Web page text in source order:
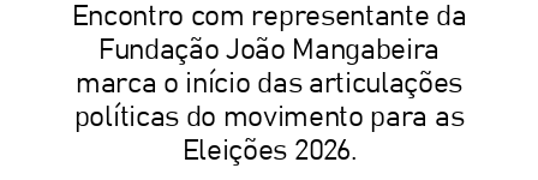
Encontro com representante da
Fundação João Mangabeira
marca o início das articulações
políticas do movimento para as
Eleições 2026.